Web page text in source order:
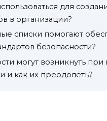
для
в организации?
списки помогают
безопасности?
могут возникнуть при
и как их преодолеть?